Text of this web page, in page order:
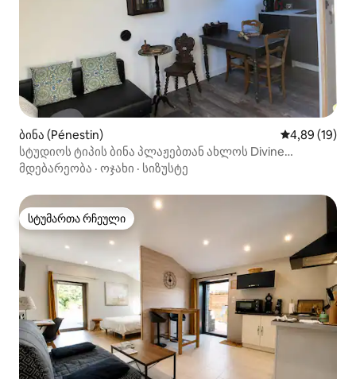
ბინა (Pénestin) საშუალო
4,89 (19)
სტუდიოს ტიპის ბინა პლაჟებთან ახლოს Divine
Demeure
მდებარეობა · ოჯახი · სიზუსტე
სტუმართა რჩეული
სტუმართა რჩეული